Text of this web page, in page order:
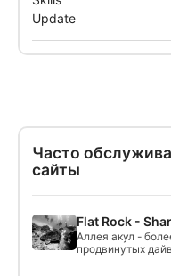
Часто
сайты
Flat Rock -
Аллея акул -
продвинутых